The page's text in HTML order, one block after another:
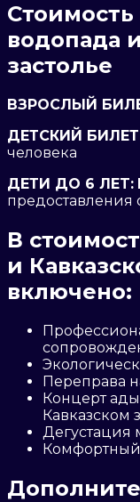
Стоимость
водопада
застолье
ВЗРОСЛЫЙ
ДЕТСКИЙ БИЛЕТ
человека
ДЕТИ ДО 6 ЛET:
предоставления
В
и
включено:
Переправа
Концерт
Кавказском
Дегустация